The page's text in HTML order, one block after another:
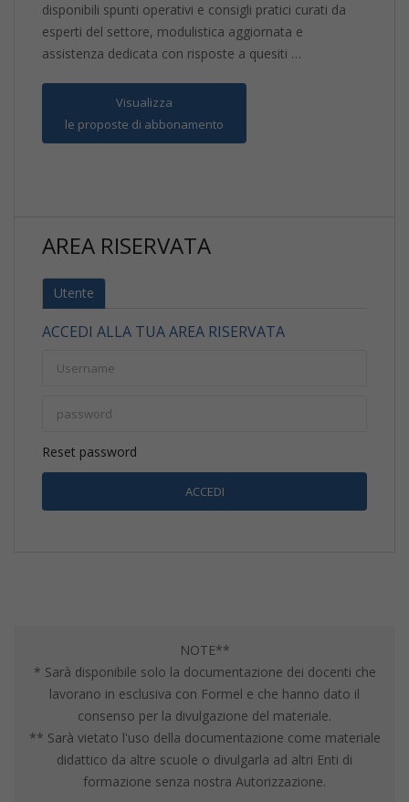
disponibili spunti operativi e consigli pratici curati da
esperti del settore, modulistica aggiornata e
assistenza dedicata con risposte a quesiti …
Visualizza
le proposte di abbonamento
AREA RISERVATA
Utente
ACCEDI ALLA TUA AREA RISERVATA
Reset password
NOTE**
* Sarà disponibile solo la documentazione dei docenti che
lavorano in esclusiva con Formel e che hanno dato il
consenso per la divulgazione del materiale.
** Sarà vietato l'uso della documentazione come materiale
didattico da altre scuole o divulgarla ad altri Enti di
formazione senza nostra Autorizzazione.